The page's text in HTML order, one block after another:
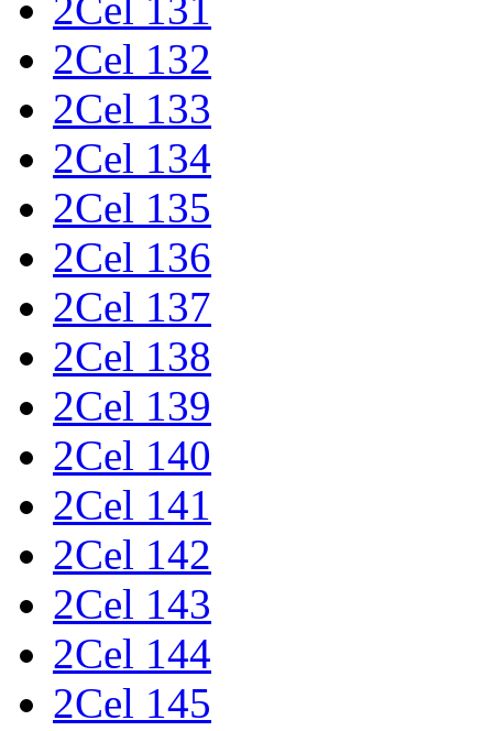
2Cel 132
2Cel 133
2Cel 134
2Cel 135
2Cel 136
2Cel 137
2Cel 138
2Cel 139
2Cel 140
2Cel 141
2Cel 142
2Cel 143
2Cel 144
2Cel 145